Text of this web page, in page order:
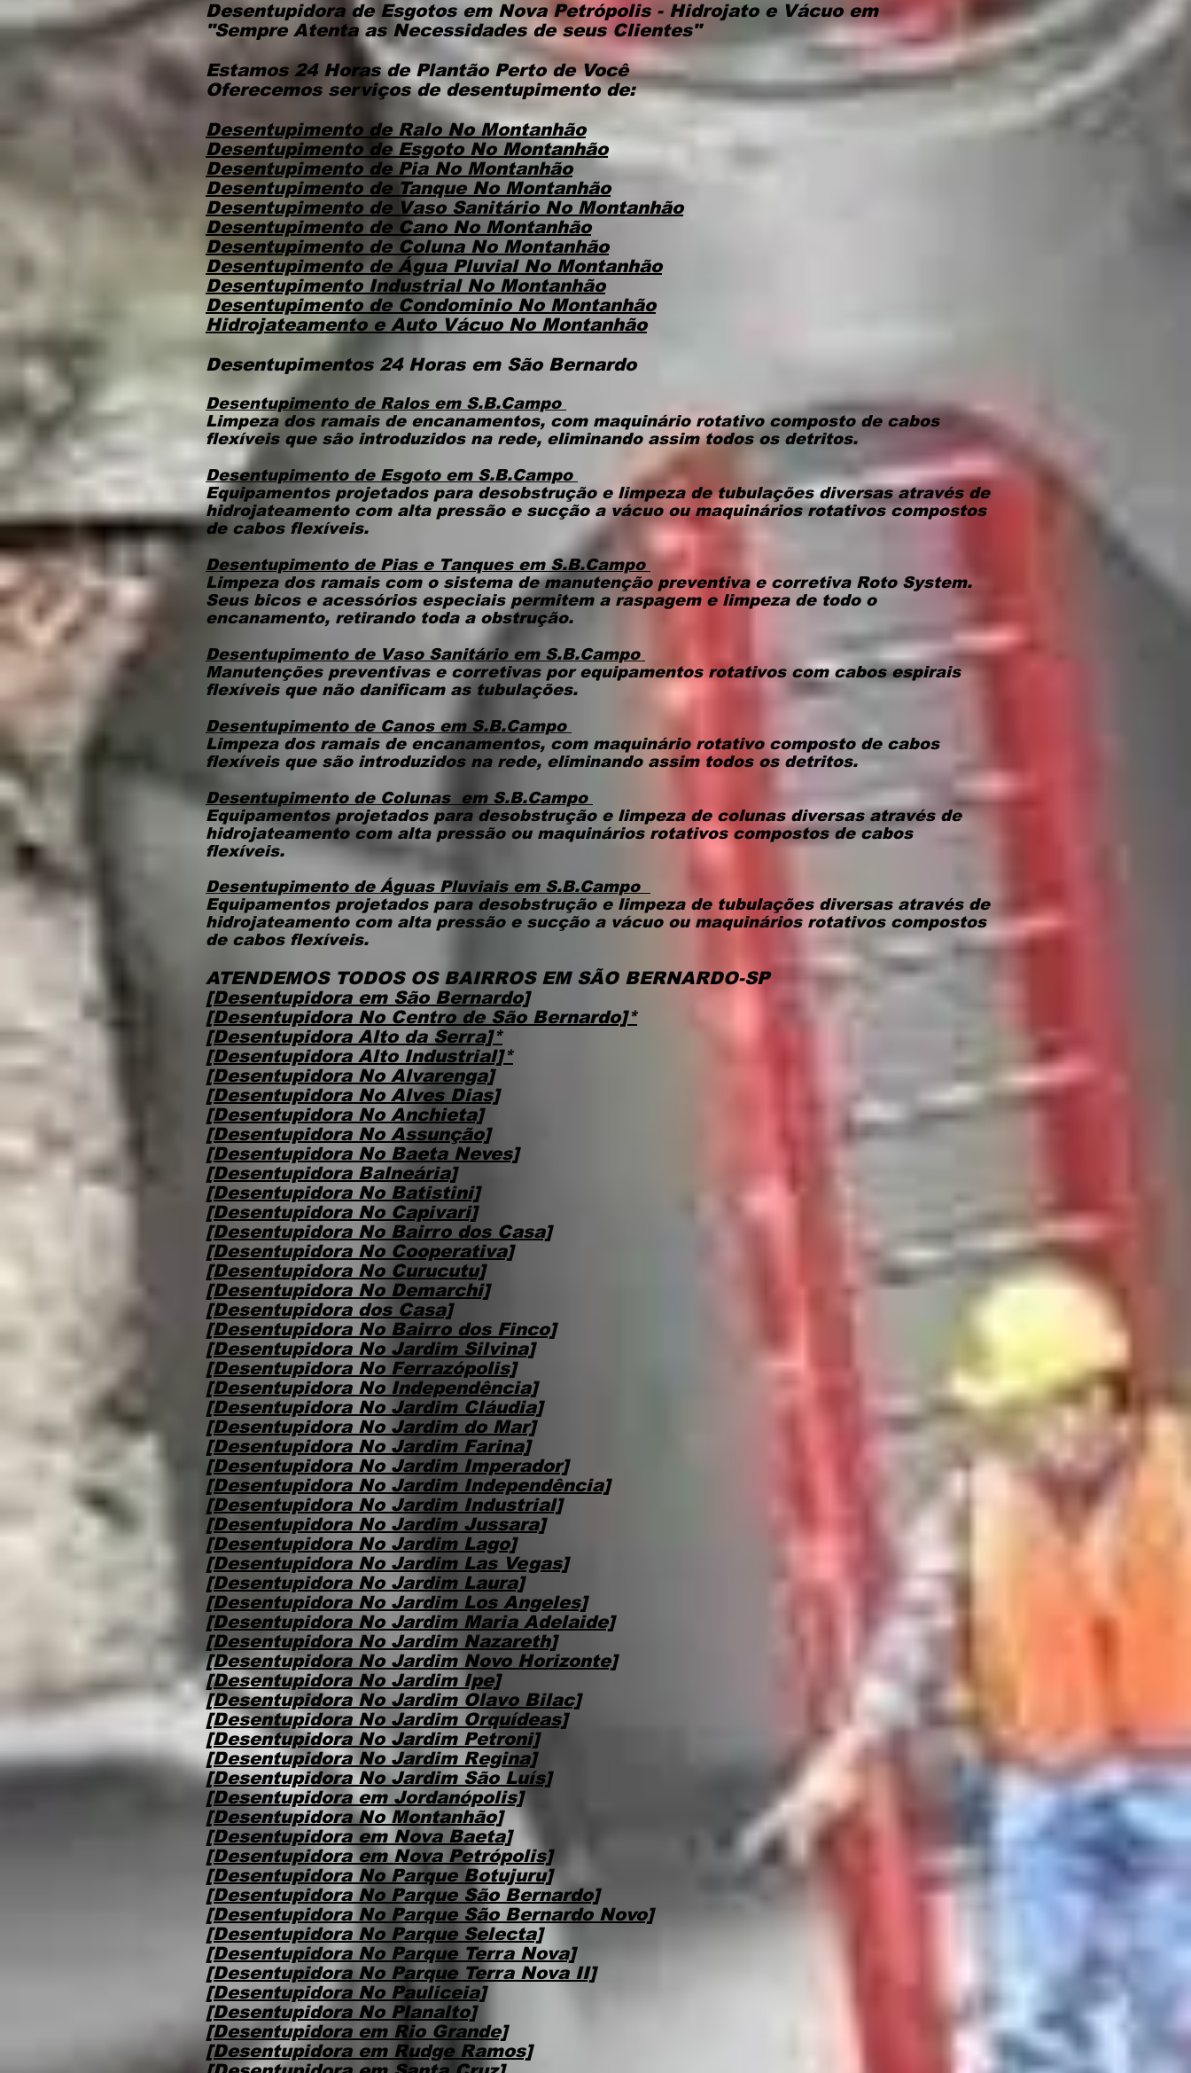
Desentupidora de Esgotos em Nova Petrópolis - Hidrojato e Vácuo em
"Sempre Atenta as Necessidades de seus Clientes"
Estamos 24 Horas de Plantão Perto de Você
Oferecemos serviços de desentupimento de:
Desentupimento de Ralo No Montanhão
Desentupimento de Esgoto No Montanhão
Desentupimento de Pia No Montanhão
Desentupimento de Tanque No Montanhão
Desentupimento de Vaso Sanitário No Montanhão
Desentupimento de Cano No Montanhão
Desentupimento de Coluna No Montanhão
Desentupimento de Água Pluvial No Montanhão
Desentupimento Industrial No Montanhão
Desentupimento de Condominio No Montanhão
Hidrojateamento e Auto Vácuo No Montanhão
Desentupimentos 24 Horas em São Bernardo​
Desentupimento de Ralos em S.B.Campo
Limpeza dos ramais de encanamentos, com maquinário rotativo composto de cabos
flexíveis que são introduzidos na rede, eliminando assim todos os detritos.
Desentupimento de Esgoto em S.B.Campo
Equipamentos projetados para desobstrução e limpeza de tubulações diversas através de
hidrojateamento com alta pressão e sucção a vácuo ou maquinários rotativos compostos
de cabos flexíveis.
Desentupimento de Pias e Tanques em S.B.Campo
Limpeza dos ramais com o sistema de manutenção preventiva e corretiva Roto System.
Seus bicos e acessórios especiais permitem a raspagem e limpeza de todo o
encanamento, retirando toda a obstrução.
Desentupimento de Vaso Sanitário em S.B.Campo
Manutenções preventivas e corretivas por equipamentos rotativos com cabos espirais
flexíveis que não danificam as tubulações.
Desentupimento de Canos em S.B.Campo
Limpeza dos ramais de encanamentos, com maquinário rotativo composto de cabos
flexíveis que são introduzidos na rede, eliminando assim todos os detritos.
Desentupimento de Colunas em S.B.Campo
Equipamentos projetados para desobstrução e limpeza de colunas diversas através de
hidrojateamento com alta pressão ou maquinários rotativos compostos de cabos
flexíveis.
Desentupimento de Águas Pluviais em S.B.Campo
Equipamentos projetados para desobstrução e limpeza de tubulações diversas através de
hidrojateamento com alta pressão e sucção a vácuo ou maquinários rotativos compostos
de cabos flexíveis.
ATENDEMOS TODOS OS BAIRROS EM SÃO BERNARDO-SP
[Desentupidora em São Bernardo]
[Desentupidora No Centro de São Bernardo]*
[Desentupidora Alto da Serra]*
[Desentupidora Alto Industrial]*
[Desentupidora No Alvarenga]
[Desentupidora No Alves Dias]
[Desentupidora No Anchieta]
[Desentupidora No Assunção]
[Desentupidora No Baeta Neves]
[Desentupidora Balneária]
[Desentupidora No Batistini]
[Desentupidora No Capivari]
[Desentupidora No Bairro dos Casa]
[Desentupidora No Cooperativa]
[Desentupidora No Curucutu]
[Desentupidora No Demarchi]
[Desentupidora dos Casa]
[Desentupidora No Bairro dos Finco]
[Desentupidora No Jardim Silvina]
[Desentupidora No Ferrazópolis]
[Desentupidora No Independência]
[Desentupidora No Jardim Cláudia]
[Desentupidora No Jardim do Mar]
[Desentupidora No Jardim Farina]
[Desentupidora No Jardim Imperador]
[Desentupidora No Jardim Independência]
[Desentupidora No Jardim Industrial]
[Desentupidora No Jardim Jussara]
[Desentupidora No Jardim Lago]
[Desentupidora No Jardim Las Vegas]
[Desentupidora No Jardim Laura]
[Desentupidora No Jardim Los Angeles]
[Desentupidora No Jardim Maria Adelaide]
[Desentupidora No Jardim Nazareth]
[Desentupidora No Jardim Novo Horizonte]
[Desentupidora No Jardim Ipe]
[Desentupidora No Jardim Olavo Bilac]
[Desentupidora No Jardim Orquídeas]
[Desentupidora No Jardim Petroni]
[Desentupidora No Jardim Regina]
[Desentupidora No Jardim São Luís]
[Desentupidora em Jordanópolis]
[Desentupidora No Montanhão]
[Desentupidora em Nova Baeta]
[Desentupidora em Nova Petrópolis]
[Desentupidora No Parque Botujuru]
[Desentupidora No Parque São Bernardo]
[Desentupidora No Parque São Bernardo Novo]
[Desentupidora No Parque Selecta]
[Desentupidora No Parque Terra Nova]
[Desentupidora No Parque Terra Nova II]
[Desentupidora No Pauliceia]
[Desentupidora No Planalto]
[Desentupidora em Rio Grande]
[Desentupidora em Rudge Ramos]